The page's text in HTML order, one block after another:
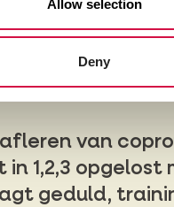
Allow selection
Deny
Ga te rade bij
indien het
van
in 1,2,3 opgelost
geduld,